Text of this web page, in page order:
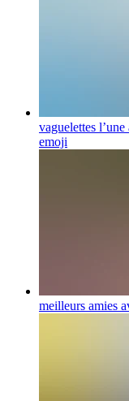
vaguelettes
emoji
meilleurs amies